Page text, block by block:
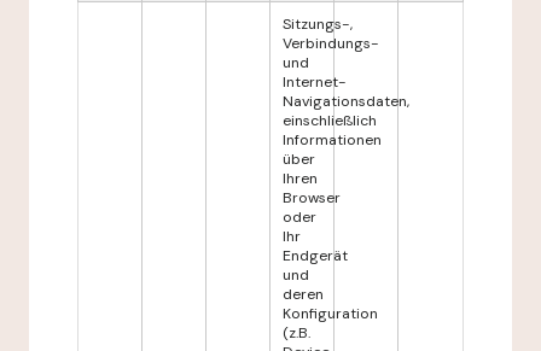
Sitzungs-,
Verbindungs-
und
Internet-
Navigationsdaten,
einschließlich
Informationen
über
Ihren
Browser
oder
Ihr
Endgerät
und
deren
Konfiguration
(z.B.